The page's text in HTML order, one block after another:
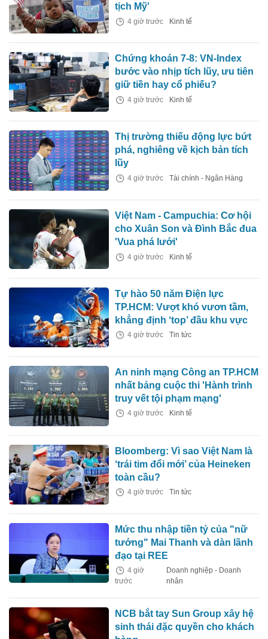
tịch Mỹ'
4 giờ trước Kinh tế
Chứng khoán 7-8: VN-Index
bước vào nhịp tích lũy, ưu tiên
giữ tiền hay cổ phiếu?
4 giờ trước Kinh tế
Thị trường thiếu động lực bứt
phá, nghiêng về kịch bản tích
lũy
4 giờ trước Tài chính - Ngân Hàng
Việt Nam - Campuchia: Cơ hội
cho Xuân Son và Đình Bắc đua
'Vua phá lưới'
4 giờ trước Kinh tế
Tự hào 50 năm Điện lực
TP.HCM: Vượt khó vươn tầm,
khẳng định ‘top’ đầu khu vực
4 giờ trước Tin tức
An ninh mạng Công an TP.HCM
nhất bảng cuộc thi 'Hành trình
truy vết tội phạm mạng'
4 giờ trước Kinh tế
Bloomberg: Vì sao Việt Nam là
‘trái tim đổi mới’ của Heineken
toàn cầu?
4 giờ trước Tin tức
Mức thu nhập tiền tỷ của "nữ
tướng" Mai Thanh và dàn lãnh
đạo tại REE
4 giờ
trước
Doanh nghiệp - Doanh
nhân
NCB bắt tay Sun Group xây hệ
sinh thái đặc quyền cho khách